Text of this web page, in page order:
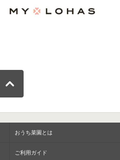
おうち菜園とは
ご利用ガイド